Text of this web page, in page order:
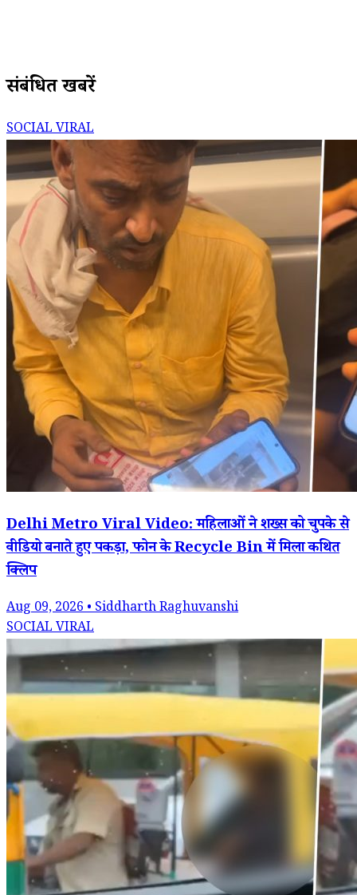
संबंधित खबरें
SOCIAL VIRAL
Delhi Metro Viral Video: महिलाओं ने शख्स को चुपके से
वीडियो बनाते हुए पकड़ा, फोन के Recycle Bin में मिला कथित
क्लिप
Aug 09, 2026 • Siddharth Raghuvanshi
SOCIAL VIRAL